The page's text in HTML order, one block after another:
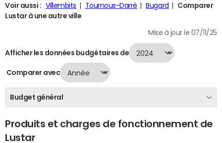
Voir aussi : Villembits Tournous-Darré Bugard
Comparer
Lustar à une autre ville
Mise à jour le 07/11/25
Afficher les données budgétaires de
Comparer avec
Budget général
Produits et charges de fonctionnement de
Lustar